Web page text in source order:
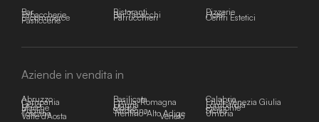
Bar Ristoranti Pizzerie
Tabaccherie Bar Tabacchi Hotel
E-commerce Parrucchieri Centri Estetici
Pasticcerie
Aziende in vendita in
Abruzzo Basilicata Calabria
Campania Emilia-Romagna Friuli-Venezia Giulia
Lazio Liguria Lombardia
Marche Molise Piemonte
Puglia Sardegna Sicilia
Toscana Trentino-Alto Adige Umbria
Valle d'Aosta Veneto